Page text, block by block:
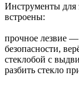
Инструменты для
встроены:
прочное лезвие
безопасности,
стеклобой с
разбить стекло